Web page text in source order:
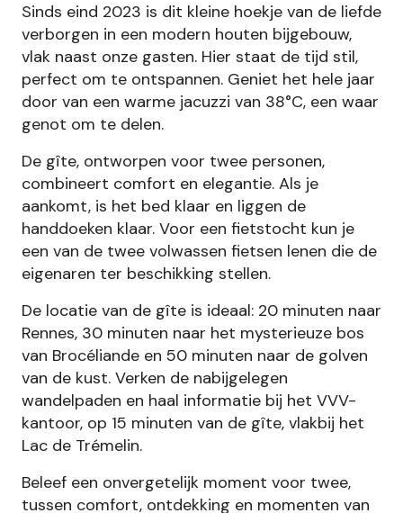
Sinds eind 2023 is dit kleine hoekje van de liefde
verborgen in een modern houten bijgebouw,
vlak naast onze gasten. Hier staat de tijd stil,
perfect om te ontspannen. Geniet het hele jaar
door van een warme jacuzzi van 38°C, een waar
genot om te delen.
De gîte, ontworpen voor twee personen,
combineert comfort en elegantie. Als je
aankomt, is het bed klaar en liggen de
handdoeken klaar. Voor een fietstocht kun je
een van de twee volwassen fietsen lenen die de
eigenaren ter beschikking stellen.
De locatie van de gîte is ideaal: 20 minuten naar
Rennes, 30 minuten naar het mysterieuze bos
van Brocéliande en 50 minuten naar de golven
van de kust. Verken de nabijgelegen
wandelpaden en haal informatie bij het VVV-
kantoor, op 15 minuten van de gîte, vlakbij het
Lac de Trémelin.
Beleef een onvergetelijk moment voor twee,
tussen comfort, ontdekking en momenten van